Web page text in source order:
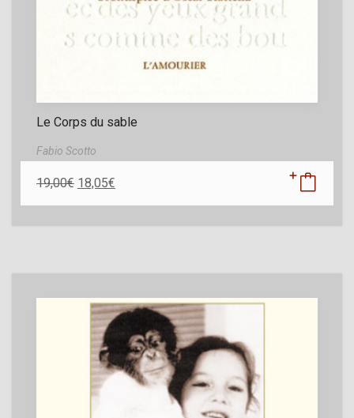
Le Corps du sable
Fabio Scotto
19,00€ 18,05€